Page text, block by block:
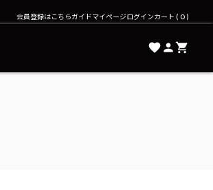
会員登録はこちらガイドマイページログインカート 0